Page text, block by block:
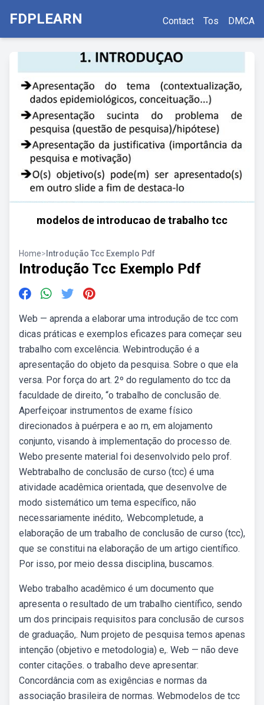
FDPLEARN Contact Tos DMCA
modelos de introducao de trabalho tcc
Home> Introdução Tcc Exemplo Pdf
Introdução Tcc Exemplo Pdf
Web — aprenda a elaborar uma introdução de tcc com
dicas práticas e exemplos eficazes para começar seu
trabalho com excelência. Webintrodução é a
apresentação do objeto da pesquisa. Sobre o que ela
versa. Por força do art. 2º do regulamento do tcc da
faculdade de direito, “o trabalho de conclusão de.
Aperfeiçoar instrumentos de exame físico
direcionados à puérpera e ao rn, em alojamento
conjunto, visando à implementação do processo de.
Webo presente material foi desenvolvido pelo prof.
Webtrabalho de conclusão de curso (tcc) é uma
atividade acadêmica orientada, que desenvolve de
modo sistemático um tema específico, não
necessariamente inédito,. Webcompletude, a
elaboração de um trabalho de conclusão de curso (tcc),
que se constitui na elaboração de um artigo científico.
Por isso, por meio dessa disciplina, buscamos.
Webo trabalho acadêmico é um documento que
apresenta o resultado de um trabalho científico, sendo
um dos principais requisitos para conclusão de cursos
de graduação,. Num projeto de pesquisa temos apenas
intenção (objetivo e metodologia) e,. Web — não deve
conter citações. o trabalho deve apresentar:
Concordância com as exigências e normas da
associação brasileira de normas. Webmodelos de tcc